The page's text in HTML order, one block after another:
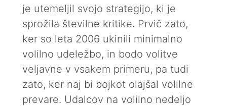
je utemeljil svojo strategijo, ki je
sprožila številne kritike. Prvič zato,
ker so leta 2006 ukinili minimalno
volilno udeležbo, in bodo volitve
veljavne v vsakem primeru, pa tudi
zato, ker naj bi bojkot olajšal volilne
prevare. Udalcov na volilno nedeljo